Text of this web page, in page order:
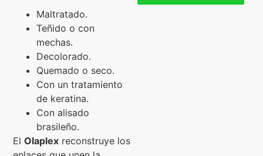
Maltratado.
Teñido o con
mechas.
Decolorado.
Quemado o seco.
Con un tratamiento
de keratina.
Con alisado
brasileño.
ElOlaplex reconstruye los